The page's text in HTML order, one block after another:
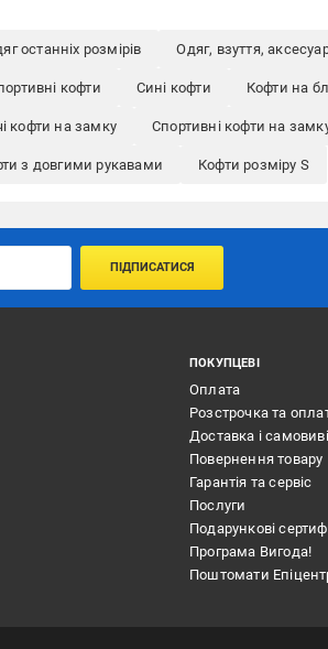
останніх розмірів Одяг, взуття,
кофти Сині кофти Кофти на
кофти на замку Спортивні кофти на
з довгими рукавами Кофти розміру S
ПІДПИСАТИСЯ
ПОКУПЦЕВІ
Оплата
Розстрочка та
Доставка і
Повернення товару
Гарантія та сервіс
Послуги
Подарункові
Програма Вигода!
Поштомати